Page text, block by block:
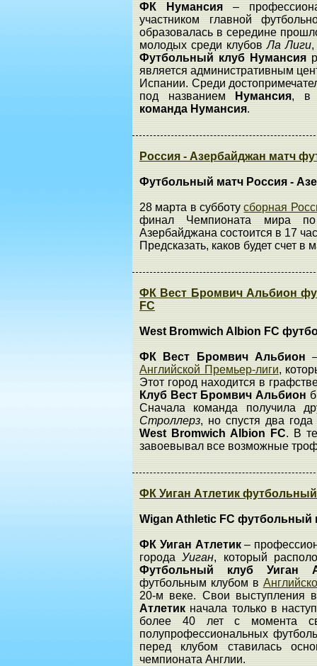
ФК Нумансия –
участником главной
образовалась в середине
молодых среди клубовЛа Лиги
Футбольный клуб Нумансия
является административным
Испании. Среди
под названием
Нумансия, в
команда Нумансия.
Россия - Азербайджан матч
Футбольный матч Россия -
28 марта в субботусборная
финал Чемпионата мира
Азербайджана состоится в 17
Предсказать, каков будет счет в
ФК Вест Бромвич Альбион
FC
West Bromwich Albion FC
ФК Вест Бромвич Альбион
Английской Премьер-лиги,
Этот город находится в
Клуб Вест Бромвич Альбион
Сначала команда получила
Строллерз, но спустя два
West Bromwich Albion FC. В
завоевывал все возможные
ФК Уиган Атлетик
Wigan Athletic FC футбольный
ФК Уиган Атлетик–
городаУиган, который
Футбольный клуб Уиган
футбольным клубом в
20-м веке. Свои выступления
Атлетик начала только в
более 40 лет с момента
полупрофессиональных
перед клубом ставилась
чемпионата Англии.